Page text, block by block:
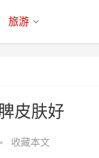
旅游
皮肤好
• 收藏本文